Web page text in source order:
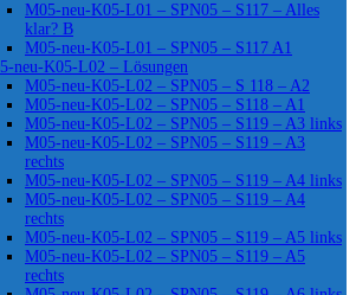
M05-neu-K05-L01 – SPN05 – S117 – Alles
klar? B
M05-neu-K05-L01 – SPN05 – S117 A1
neu-K05-L02 – Lösungen
M05-neu-K05-L02 – SPN05 – S 118 – A2
M05-neu-K05-L02 – SPN05 – S118 – A1
M05-neu-K05-L02 – SPN05 – S119 – A3 links
M05-neu-K05-L02 – SPN05 – S119 – A3
rechts
M05-neu-K05-L02 – SPN05 – S119 – A4 links
M05-neu-K05-L02 – SPN05 – S119 – A4
rechts
M05-neu-K05-L02 – SPN05 – S119 – A5 links
M05-neu-K05-L02 – SPN05 – S119 – A5
rechts